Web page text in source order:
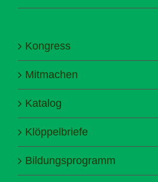
Kongress
Mitmachen
Katalog
Klöppelbriefe
Bildungsprogramm